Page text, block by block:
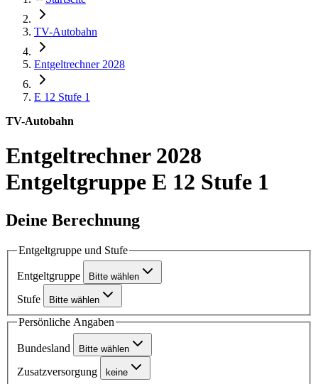
TV-Autobahn
Entgeltrechner 2028
E 12 Stufe 1
TV-Autobahn
Entgeltrechner 2028
Entgeltgruppe E 12 Stufe 1
Deine Berechnung
Entgeltgruppe und Stufe
Entgeltgruppe Bitte wählen
Stufe Bitte wählen
Persönliche Angaben
Bundesland Bitte wählen
Zusatzversorgung keine